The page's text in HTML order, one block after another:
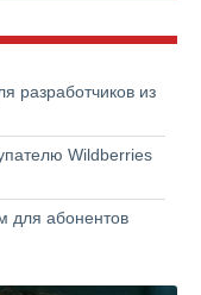
разработчиков из
Wildberries
для абонентов